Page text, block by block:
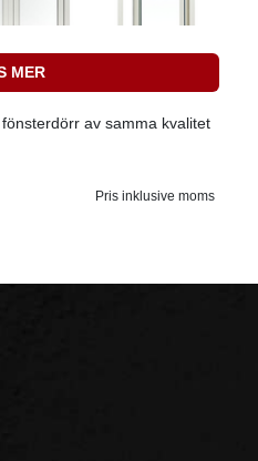
MER
av samma kvalitet
Pris inklusive moms